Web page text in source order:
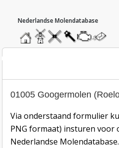
homemolendatabase
roedendatabase
assendatabase
stuur
een
inzend-formulier
01005 Googermolen
Via onderstaand formulier
PNG formaat) insturen voor
Nederlandse